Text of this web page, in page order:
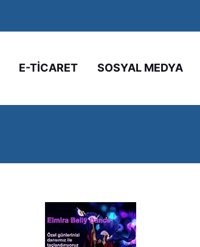
E-TİCARET SOSYAL MEDYA